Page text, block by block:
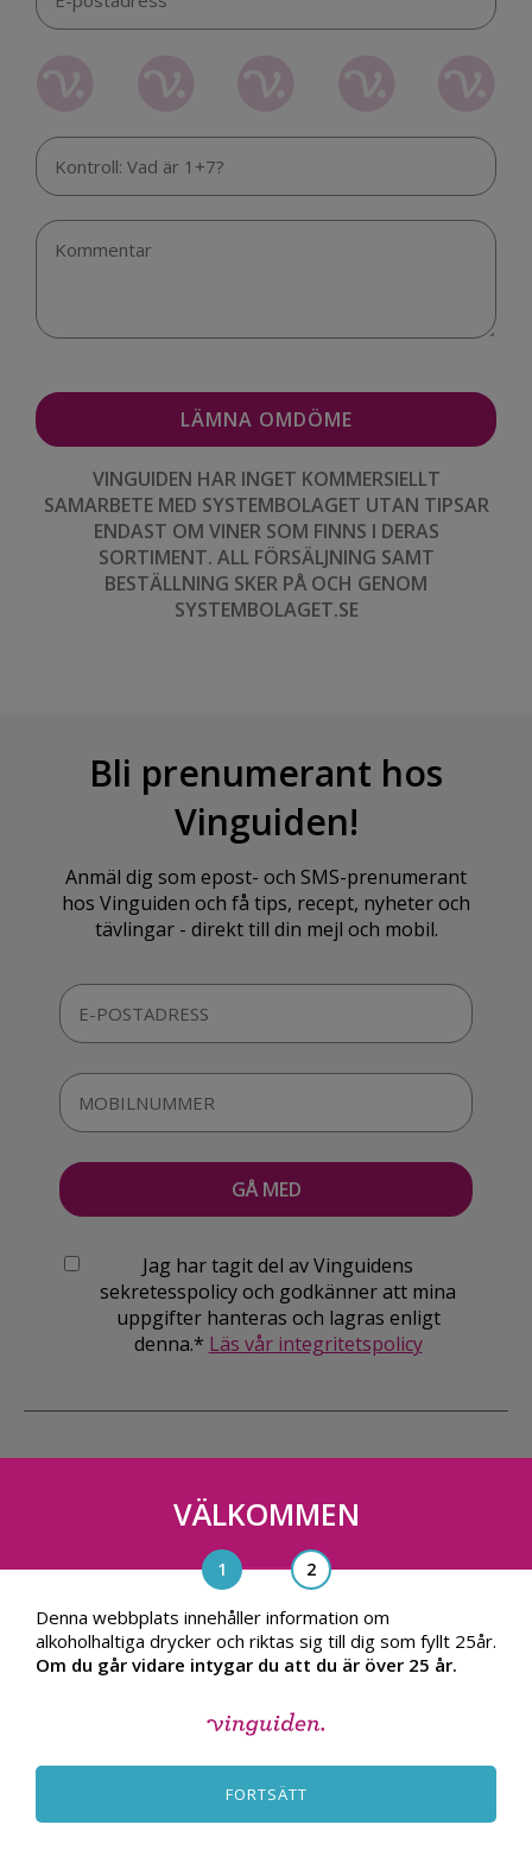
VINGUIDEN HAR INGET KOMMERSIELLT
SAMARBETE MED SYSTEMBOLAGET UTAN TIPSAR
ENDAST OM VINER SOM FINNS I DERAS
SORTIMENT. ALL FÖRSÄLJNING SAMT
BESTÄLLNING SKER PÅ OCH GENOM
SYSTEMBOLAGET.SE
Bli prenumerant hos
Vinguiden!
Anmäl dig som epost- och SMS-prenumerant
hos Vinguiden och få tips, recept, nyheter och
tävlingar - direkt till din mejl och mobil.
Jag har tagit del av Vinguidens
sekretesspolicy och godkänner att mina
uppgifter hanteras och lagras enligt
denna.* Läs vår integritetspolicy
Vinguiden Nordic AB
Blasieholmsgatan 4A, 111 48, Stockholm
info@vinguiden.com
INTEGRITETSPOLICY
VÄLKOMMEN
Denna webbplats innehåller information om
alkoholhaltiga drycker och riktas sig till dig som fyllt 25år.
Om du går vidare intygar du att du är över 25 år.
FORTSÄTT